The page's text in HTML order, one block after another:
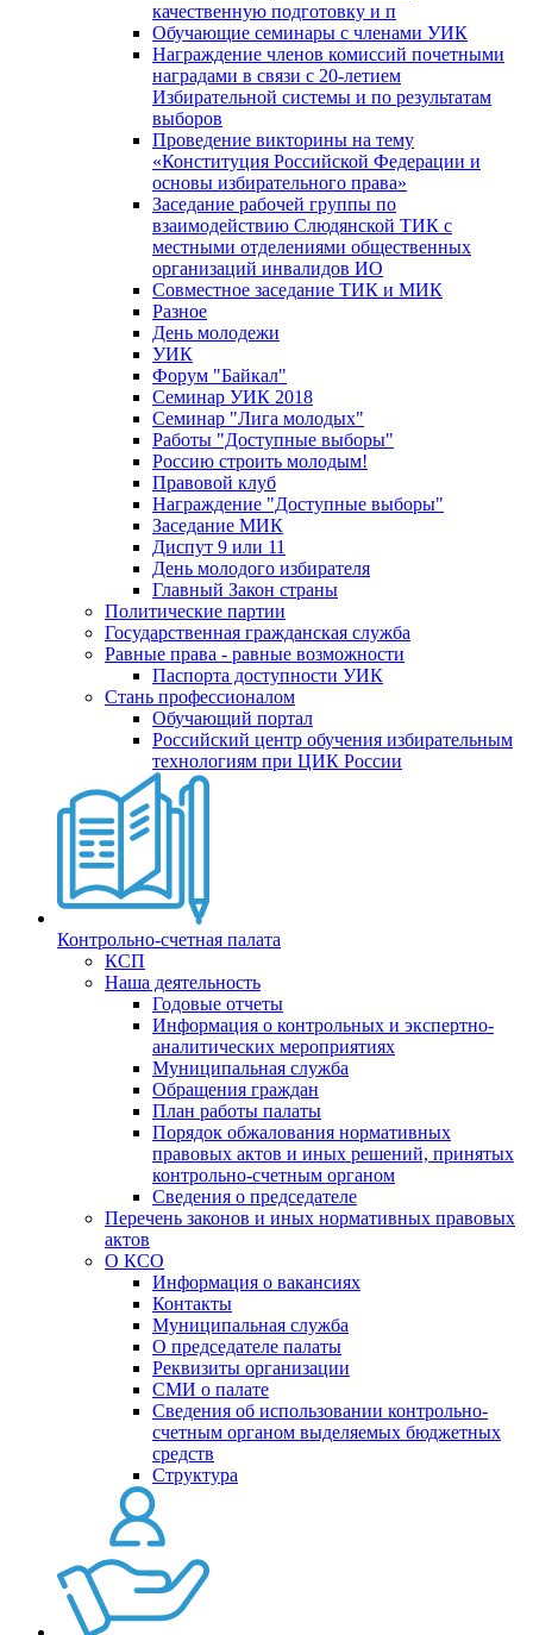
качественную подготовку и п
Обучающие семинары с членами УИК
Награждение членов комиссий почетными
наградами в связи с 20-летием
Избирательной системы и по результатам
выборов
Проведение викторины на тему
«Конституция Российской Федерации и
основы избирательного права»
Заседание рабочей группы по
взаимодействию Слюдянской ТИК с
местными отделениями общественных
организаций инвалидов ИО
Совместное заседание ТИК и МИК
Разное
День молодежи
УИК
Форум "Байкал"
Семинар УИК 2018
Семинар "Лига молодых"
Работы "Доступные выборы"
Россию строить молодым!
Правовой клуб
Награждение "Доступные выборы"
Заседание МИК
Диспут 9 или 11
День молодого избирателя
Главный Закон страны
Политические партии
Государственная гражданская служба
Равные права - равные возможности
Паспорта доступности УИК
Стань профессионалом
Обучающий портал
Российский центр обучения избирательным
технологиям при ЦИК России
Контрольно-счетная палата
КСП
Наша деятельность
Годовые отчеты
Информация о контрольных и экспертно-
аналитических мероприятиях
Муниципальная служба
Обращения граждан
План работы палаты
Порядок обжалования нормативных
правовых актов и иных решений, принятых
контрольно-счетным органом
Сведения о председателе
Перечень законов и иных нормативных правовых
актов
О КСО
Информация о вакансиях
Контакты
Муниципальная служба
О председателе палаты
Реквизиты организации
СМИ о палате
Сведения об использовании контрольно-
счетным органом выделяемых бюджетных
средств
Структура